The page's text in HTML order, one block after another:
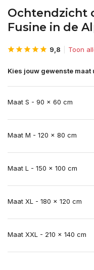
Ochtendzicht
Fusine in de
9,8 Toon
Kies jouw gewenste maat
Maat S - 90 x 60 cm
Maat M - 120 x 80 cm
Maat L - 150 x 100 cm
Maat XL - 180 x 120 cm
Maat XXL - 210 x 140 cm